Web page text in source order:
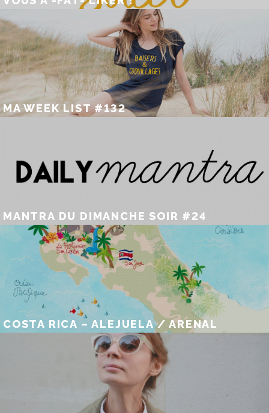
MA WEEK LIST #132
MANTRA DU DIMANCHE SOIR #24
COSTA RICA – ALEJUELA / ARENAL